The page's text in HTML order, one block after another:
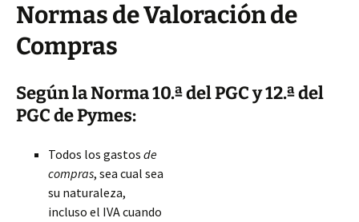
Normas de Valoración de
Compras
Según la Norma 10.ª del PGC y 12.ª del
PGC de Pymes:
Todos los gastos de
compras, sea cual sea
su naturaleza,
incluso el IVA cuando